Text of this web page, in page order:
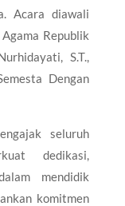
Acara diawali
Republik
S.T.,
Dengan
seluruh
dedikasi,
mendidik
komitmen